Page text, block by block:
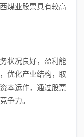
煤业股票具有较高
状况良好，盈利能
优化产业结构，取
本运作，通过股票
争力。